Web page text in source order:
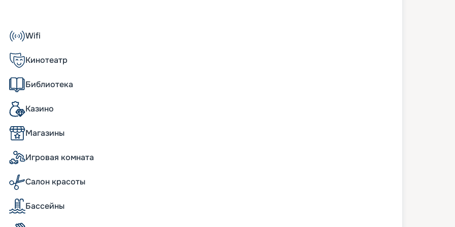
К ним относят ростовые иллюминаторы,
На лайнере 976 комфортабельных
с удобством разместиться 2 679
шопоголиков и др.
по системе «все включено».
Il Covo Restaurant с заказным меню или
столом. Туристов встретит
выбор блюд, а по
кошерное, вегетарианское
ирландского Shelagh’s House до
Gelateria Italiana.
Wifi
Кинотеатр
Библиотека
Казино
Магазины
Игровая комната
Салон красоты
Бассейны